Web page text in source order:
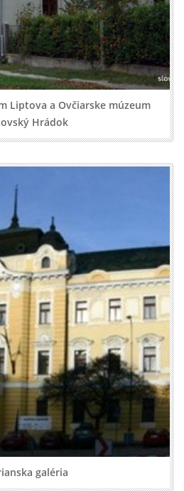
Liptova a Ovčiarske múzeum
Hrádok
galéria